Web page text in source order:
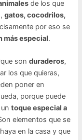
de los que
gatos, cocodrilos,
por eso se
más especial.
sonduraderos,
los que quieras,
poner en
porque puede
untoque especial a
elementos que se
en la casa y que